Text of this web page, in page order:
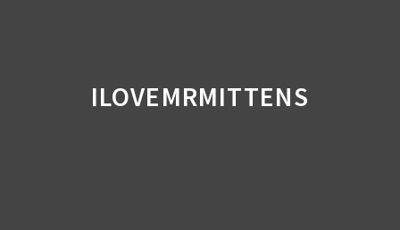
ILOVEMRMITTENS